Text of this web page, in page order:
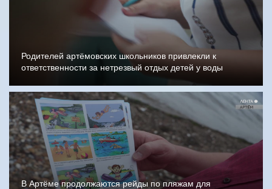
Родителей артёмовских школьников привлекли к
ответственности за нетрезвый отдых детей у воды
В Артёме продолжаются рейды по пляжам для